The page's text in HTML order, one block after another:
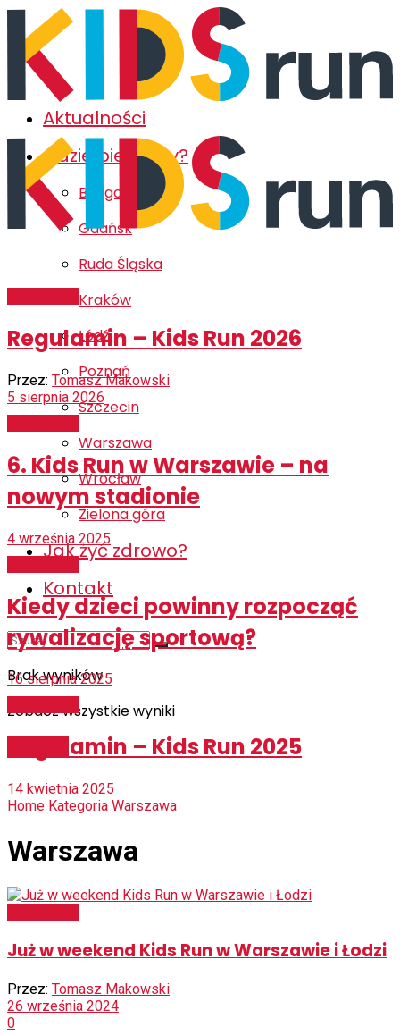
Aktualności
Gdzie biegamy?
Bydgoszcz
Gdańsk
Ruda Śląska
Kraków
Łódź
Poznań
Szczecin
Warszawa
Wrocław
Zielona góra
Jak żyć zdrowo?
Kontakt
Brak wyników
Zobacz wszystkie wyniki
Regulamin – Kids Run 2026
Przez: Tomasz Makowski
5 sierpnia 2026
6. Kids Run w Warszawie – na
nowym stadionie
4 września 2025
Kiedy dzieci powinny rozpocząć
rywalizację sportową?
16 sierpnia 2025
Regulamin – Kids Run 2025
14 kwietnia 2025
Home Kategoria Warszawa
Warszawa
Już w weekend Kids Run w Warszawie i Łodzi
Przez: Tomasz Makowski
26 września 2024
0